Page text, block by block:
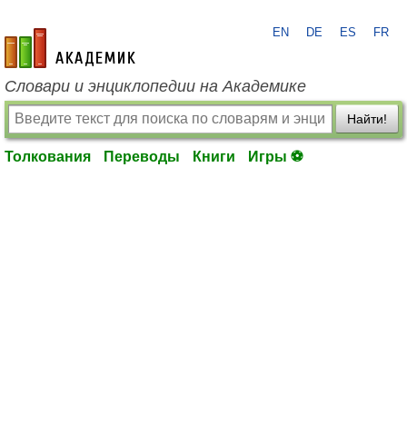
academic.ru
EN DE ES FR
Словари и энциклопедии на Академике
Найти!
Толкования Переводы Книги Игры ⚽